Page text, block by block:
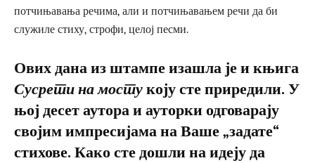
потчињавања речима, али и потчињавањем речи да би
служиле стиху, строфи, целој песми.
Ових дана из штампе изашла је и књига
Сусрети на мостукоју сте приредили. У
њој десет аутора и ауторки одговарају
својим импресијама на Ваше „задате“
стихове. Како сте дошли на идеју да